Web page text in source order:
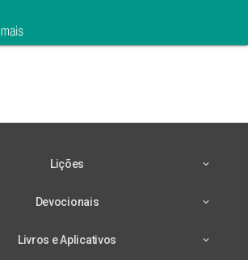
Lições
Devocionais
Livros e Aplicativos